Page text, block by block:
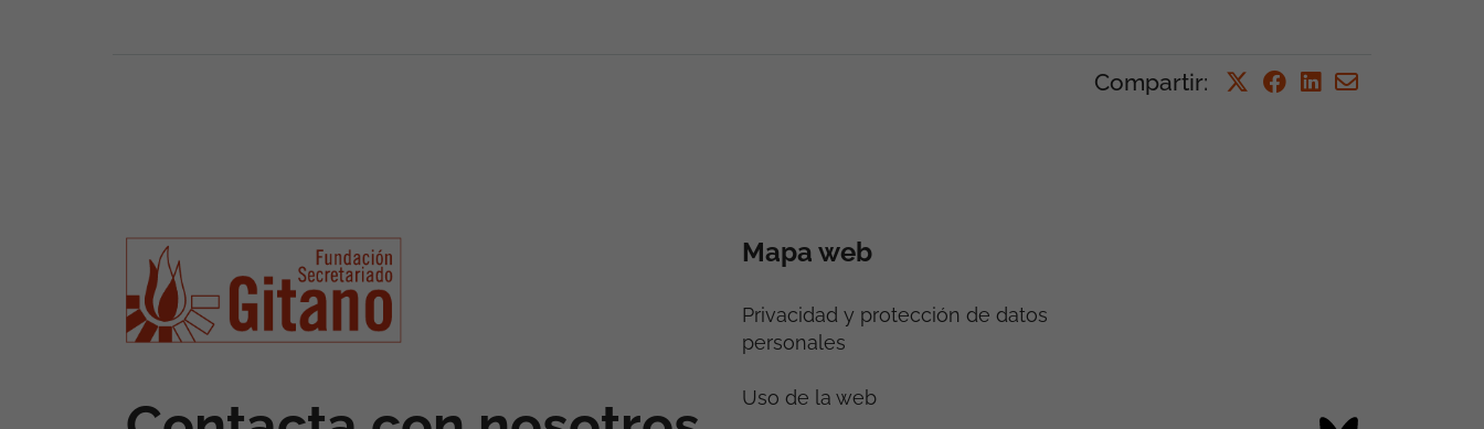
Compartir:
Mapa web
Privacidad y protección de datos
personales
Uso de la web